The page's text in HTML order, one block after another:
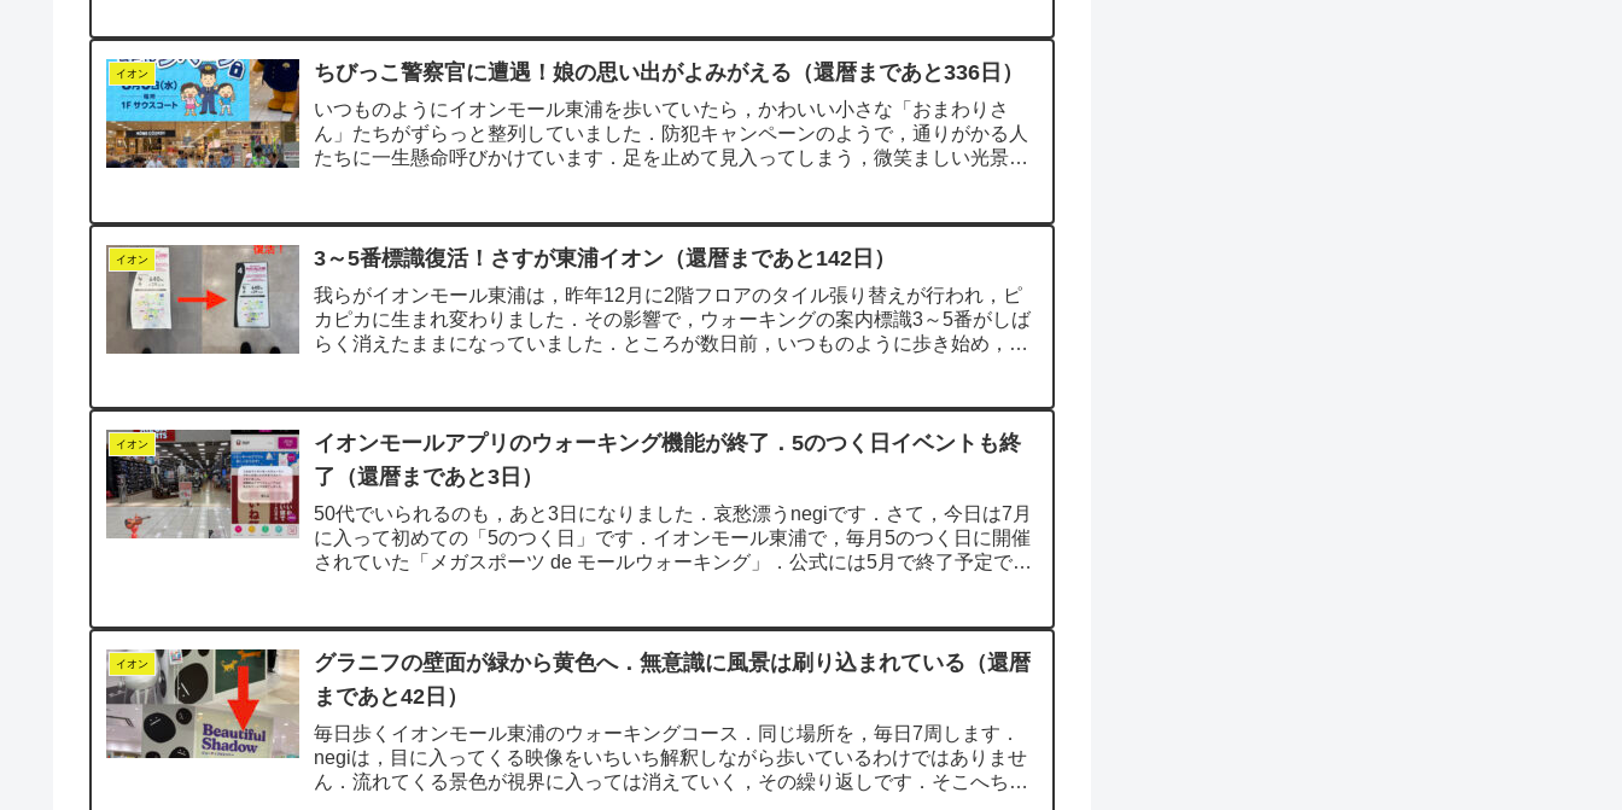
イオン ちびっこ警察官に遭遇！娘の思い出がよみがえる（還暦まであと336日）
いつものようにイオンモール東浦を歩いていたら，かわいい小さな「おまわりさ
ん」たちがずらっと整列していました．防犯キャンペーンのようで，通りがかる人
たちに一生懸命呼びかけています．足を止めて見入ってしまう，微笑ましい光景で
イオン 3～5番標識復活！さすが東浦イオン（還暦まであと142日）
我らがイオンモール東浦は，昨年12月に2階フロアのタイル張り替えが行われ，ピ
カピカに生まれ変わりました．その影響で，ウォーキングの案内標識3～5番がしば
らく消えたままになっていました．ところが数日前，いつものように歩き始め，2
イオン
イオンモールアプリのウォーキング機能が終了．5のつく日イベントも終
了（還暦まであと3日）
50代でいられるのも，あと3日になりました．哀愁漂うnegiです．さて，今日は7月
に入って初めての「5のつく日」です．イオンモール東浦で，毎月5のつく日に開催
されていた「メガスポーツ de モールウォーキング」．公式には5月で終了予定でし
イオン
グラニフの壁面が緑から黄色へ．無意識に風景は刷り込まれている（還暦
まであと42日）
毎日歩くイオンモール東浦のウォーキングコース．同じ場所を，毎日7周します．
negiは，目に入ってくる映像をいちいち解釈しながら歩いているわけではありませ
ん．流れてくる景色が視界に入っては消えていく，その繰り返しです．そこへちょ